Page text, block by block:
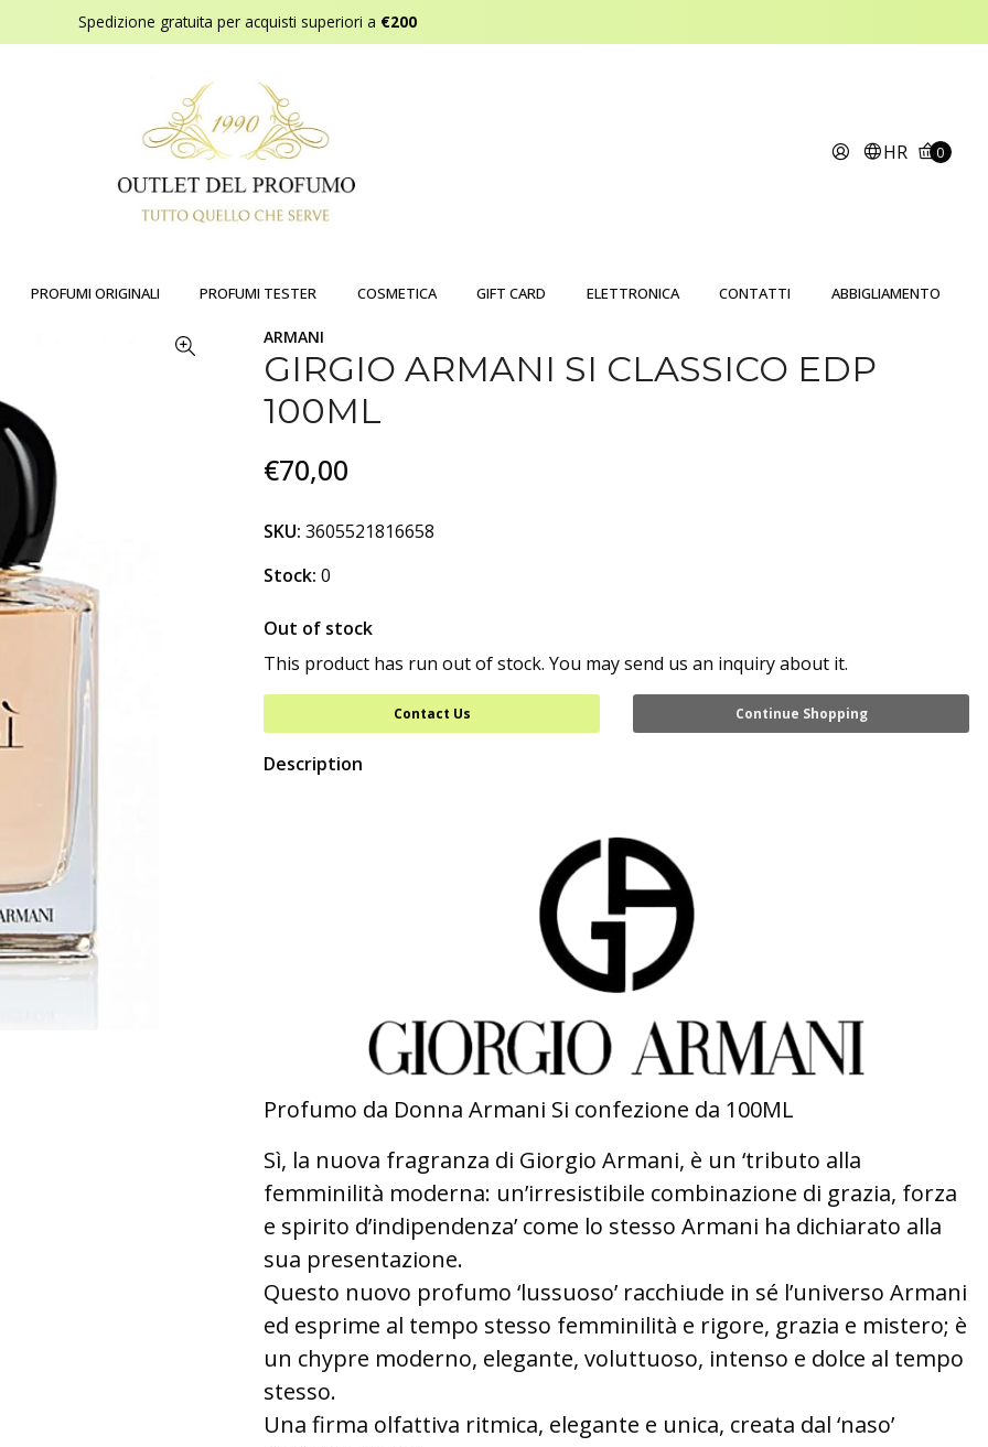
Spedizione gratuita per acquisti superiori a €200
HR 0
PROFUMI ORIGINALI PROFUMI TESTER COSMETICA GIFT CARD ELETTRONICA CONTATTI ABBIGLIAMENTO
ARMANI
GIRGIO ARMANI SI CLASSICO EDP
100ML
€70,00
SKU: 3605521816658
Stock: 0
Out of stock
This product has run out of stock. You may send us an inquiry about it.
Contact Us Continue Shopping
Description
Profumo da Donna Armani Si confezione da 100ML
Sì, la nuova fragranza di Giorgio Armani, è un ‘tributo alla
femminilità moderna: un’irresistibile combinazione di grazia, forza
e spirito d’indipendenza’ come lo stesso Armani ha dichiarato alla
sua presentazione.
Questo nuovo profumo ‘lussuoso’ racchiude in sé l’universo Armani
ed esprime al tempo stesso femminilità e rigore, grazia e mistero; è
un chypre moderno, elegante, voluttuoso, intenso e dolce al tempo
stesso.
Una firma olfattiva ritmica, elegante e unica, creata dal ‘naso’